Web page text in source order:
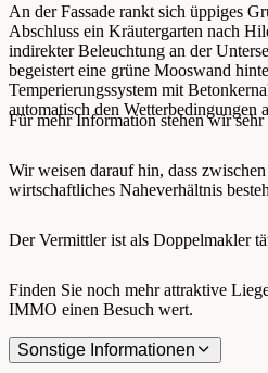
An der Fassade rankt sich üppiges
Abschluss ein Kräutergarten nach
indirekter Beleuchtung an der
begeistert eine grüne Mooswand
Temperierungssystem mit
automatisch den Wetterbedingungen
Für mehr Information stehen wir
Wir weisen darauf hin, dass
wirtschaftliches Naheverhältnis
Der Vermittler ist als Doppelmakler
Finden Sie noch mehr attraktive
IMMO einen Besuch wert.
Sonstige Informationen